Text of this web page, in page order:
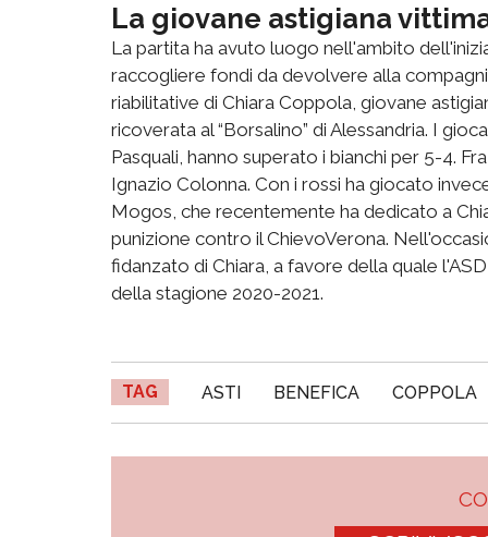
La giovane astigiana
La partita ha avuto luogo nell'ambito
raccogliere fondi da devolvere alla
riabilitative di Chiara Coppola, giovane
ricoverata al “Borsalino” di Alessandria. I
Pasquali, hanno superato i bianchi per 5-4.
Ignazio Colonna. Con i rossi ha giocato
Mogos, che recentemente ha dedicato a
punizione contro il ChievoVerona.
fidanzato di Chiara, a favore della quale
della stagione 2020-2021.
TAG ASTI BENEFICA COPPOLA